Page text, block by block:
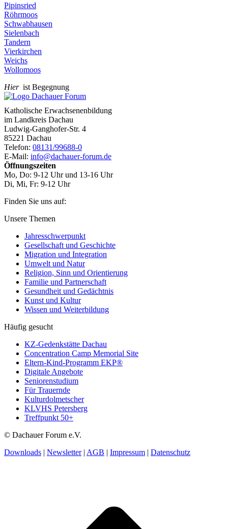
Pipinsried
Röhrmoos
Schwabhausen
Sielenbach
Tandern
Vierkirchen
Weichs
Wollomoos
Hierist Begegnung
Katholische Erwachsenenbildung
im Landkreis Dachau
Ludwig-Ganghofer-Str. 4
85221 Dachau
Telefon: 08131/99688-0
E-Mail: info@dachauer-forum.de
Öffnungszeiten
Mo, Do: 9-12 Uhr und 13-16 Uhr
Di, Mi, Fr: 9-12 Uhr
Finden Sie uns auf:
Facebook
YouTube
Newsletter
Unsere Themen
Jahresschwerpunkt
Gesellschaft und Geschichte
Migration und Integration
Umwelt und Natur
Religion, Sinn und Orientierung
Familie und Partnerschaft
Gesundheit und Gedächtnis
Kunst und Kultur
Wissen und Weiterbildung
Häufig gesucht
KZ-Gedenkstätte Dachau
Concentration Camp Memorial Site
Eltern-Kind-Programm EKP®
Digitale Angebote
Seniorenstudium
Für Trauernde
Kulturdolmetscher
KLVHS Petersberg
Treffpunkt 50+
© Dachauer Forum e.V.
Downloads | Newsletter| AGB | Impressum | Datenschutz